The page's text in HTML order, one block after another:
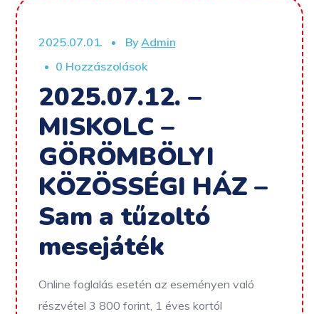
2025.07.01. ByAdmin
0 Hozzászolások
2025.07.12. –
MISKOLC –
GÖRÖMBÖLYI
KÖZÖSSÉGI HÁZ –
Sam a tűzoltó
mesejáték
Online foglalás esetén az eseményen való
részvétel 3 800 forint, 1 éves kortól